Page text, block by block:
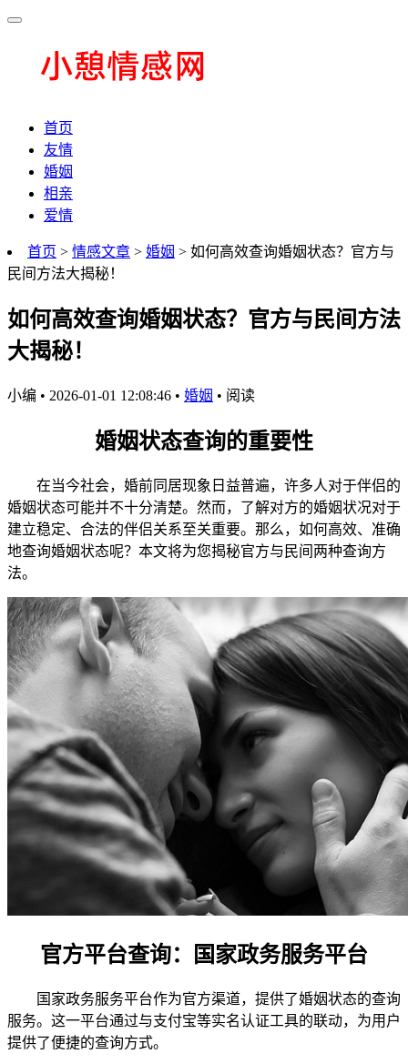
首页
友情
婚姻
相亲
爱情
首页 > 情感文章 > 婚姻 > 如何高效查询婚姻状态？官方与
民间方法大揭秘！
如何高效查询婚姻状态？官方与民间方法
大揭秘！
小编 • 2026-01-01 12:08:46 • 婚姻 • 阅读
婚姻状态查询的重要性
在当今社会，婚前同居现象日益普遍，许多人对于伴侣的
婚姻状态可能并不十分清楚。然而，了解对方的婚姻状况对于
建立稳定、合法的伴侣关系至关重要。那么，如何高效、准确
地查询婚姻状态呢？本文将为您揭秘官方与民间两种查询方
法。
官方平台查询：国家政务服务平台
国家政务服务平台作为官方渠道，提供了婚姻状态的查询
服务。这一平台通过与支付宝等实名认证工具的联动，为用户
提供了便捷的查询方式。